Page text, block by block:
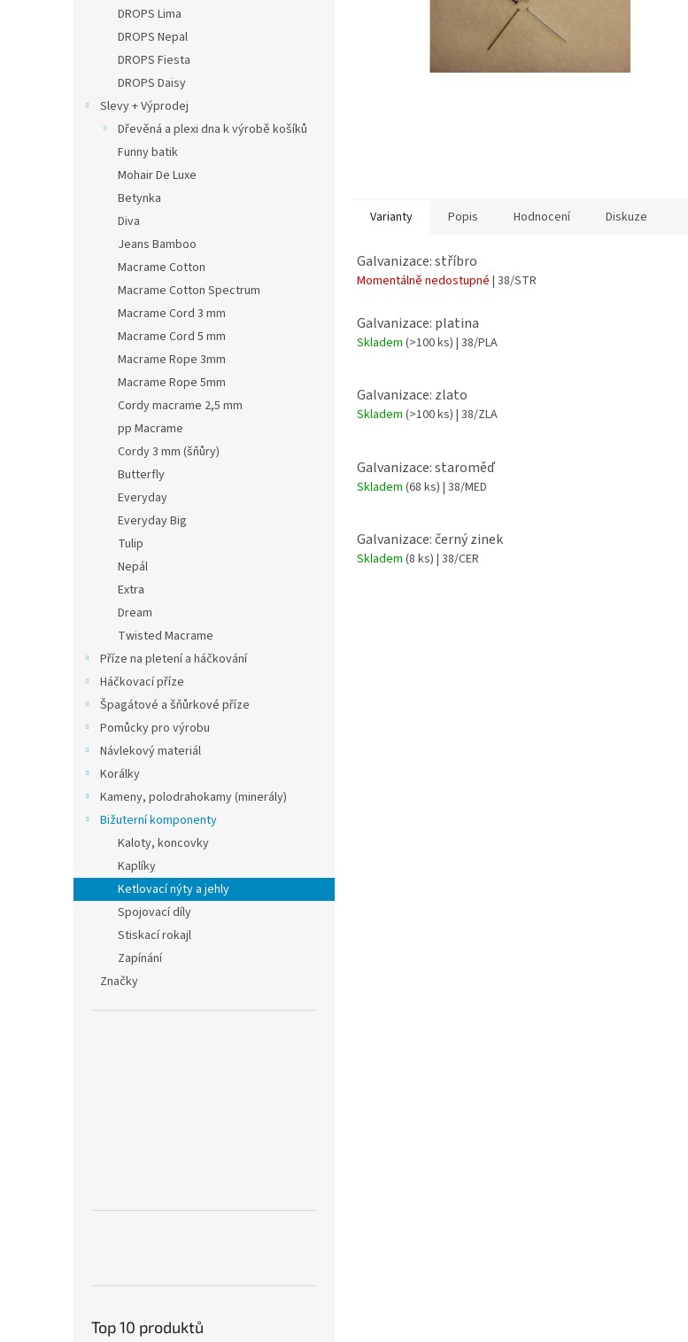
DROPS Lima
DROPS Nepal
DROPS Fiesta
DROPS Daisy
Slevy + Výprodej
Dřevěná a plexi dna k výrobě košíků
Funny batik
Mohair De Luxe
Betynka
Diva
Jeans Bamboo
Macrame Cotton
Macrame Cotton Spectrum
Macrame Cord 3 mm
Macrame Cord 5 mm
Macrame Rope 3mm
Macrame Rope 5mm
Cordy macrame 2,5 mm
pp Macrame
Cordy 3 mm (šňůry)
Butterfly
Everyday
Everyday Big
Tulip
Nepál
Extra
Dream
Twisted Macrame
Příze na pletení a háčkování
Háčkovací příze
Špagátové a šňůrkové příze
Pomůcky pro výrobu
Návlekový materiál
Korálky
Kameny, polodrahokamy (minerály)
Bižuterní komponenty
Kaloty, koncovky
Kaplíky
Ketlovací nýty a jehly
Spojovací díly
Stiskací rokajl
Zapínání
Značky
Top 10 produktů
Varianty Popis Hodnocení Diskuze
Galvanizace: stříbro
Momentálně nedostupné | 38/STR
Galvanizace: platina
Skladem (>100 ks) | 38/PLA
Galvanizace: zlato
Skladem (>100 ks) | 38/ZLA
Galvanizace: staroměď
Skladem (68 ks) | 38/MED
Galvanizace: černý zinek
Skladem (8 ks) | 38/CER